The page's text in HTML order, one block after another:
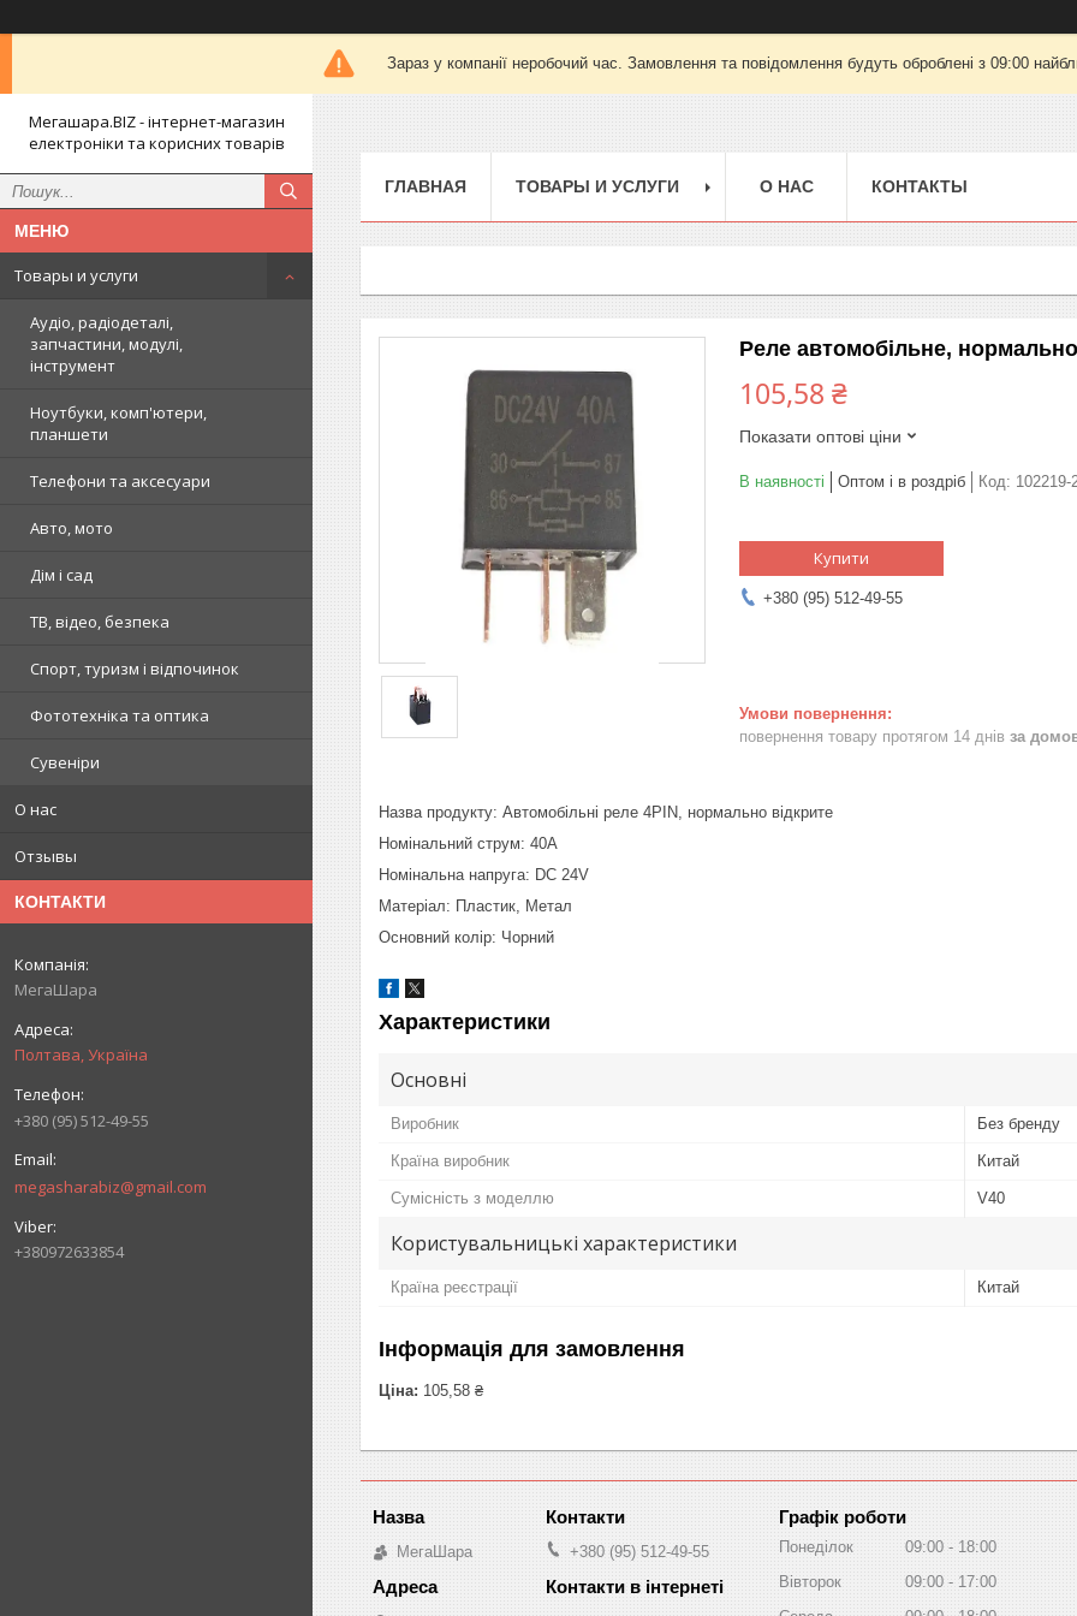
Зараз у компанії неробочий час. Замовлення та повідомлення будуть оброблені з 09:00
Мегашара.BIZ - інтернет-магазин
електроніки та корисних товарів
Товары и услуги
Аудіо, радіодеталі,
запчастини, модулі,
інструмент
Ноутбуки, комп'ютери,
планшети
Телефони та аксесуари
Авто, мото
Дім і сад
ТВ, відео, безпека
Спорт, туризм і відпочинок
Фототехніка та оптика
Сувеніри
О нас
Отзывы
КОНТАКТИ
МегаШара
Полтава, Україна
+380 (95) 512-49-55
megasharabiz@gmail.com
+380972633854
ГЛАВНАЯ ТОВАРЫ И УСЛУГИ О НАС КОНТАКТЫ
Реле автомобільне, нормально
105,58 ₴
Показати оптові ціни
В наявності Оптом і в роздріб Код: 102219-
Купити
+380 (95) 512-49-55
повернення товару протягом 14 днів за
Назва продукту: Автомобільні реле 4PIN, нормально відкрите
Номінальний струм: 40A
Номінальна напруга: DC 24V
Матеріал: Пластик, Метал
Основний колір: Чорний
Характеристики
Основні
Виробник Без бренду
Країна виробник Китай
Сумісність з моделлю V40
Користувальницькі характеристики
Країна реєстрації Китай
Інформація для замовлення
Ціна: 105,58 ₴
МегаШара +380 (95) 512-49-55
Графік роботи
Понеділок 09:00
18:00
Вівторок
09:00
17:00